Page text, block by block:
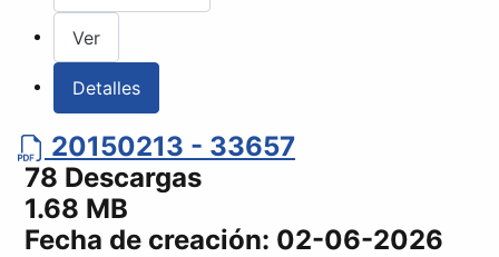
Ver
Detalles
20150213 - 33657
78 Descargas
1.68 MB
Fecha de creación: 02-06-2026